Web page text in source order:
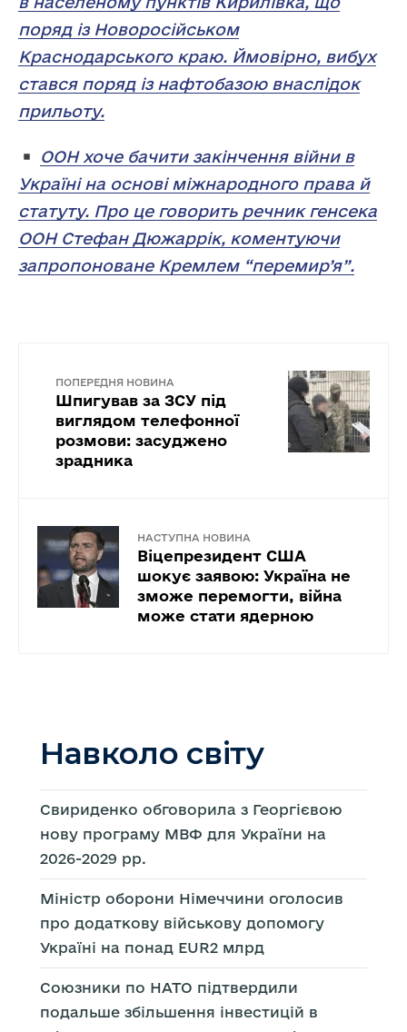
поряд із Новоросійськом
Краснодарського краю. Ймовірно, вибух
стався поряд із нафтобазою внаслідок
прильоту.
ООН хоче бачити закінчення війни в
Україні на основі міжнародного права й
статуту. Про це говорить речник генсека
ООН Стефан Дюжаррік, коментуючи
запропоноване Кремлем “перемир’я”.
ПОПЕРЕДНЯ НОВИНА
Шпигував за ЗСУ під
виглядом телефонної
розмови: засуджено
зрадника
НАСТУПНА НОВИНА
Віцепрезидент США
шокує заявою: Україна не
зможе перемогти, війна
може стати ядерною
Навколо світу
Свириденко обговорила з Георгієвою
нову програму МВФ для України на
2026-2029 рр.
Міністр оборони Німеччини оголосив
про додаткову військову допомогу
Україні на понад EUR2 млрд
Союзники по НАТО підтвердили
подальше збільшення інвестицій в